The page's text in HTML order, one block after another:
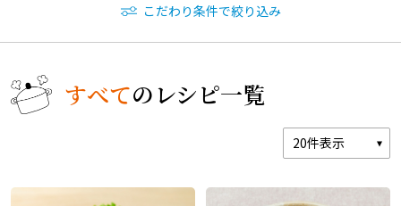
特集
レシピ
安全・安心への取り組み
よくあるご質問 サイトマップ
こだわり条件で絞り込み
すべてのレシピ一覧